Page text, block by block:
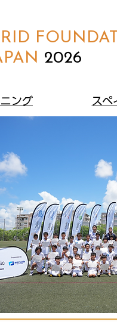
​ 2026
ニング スペ